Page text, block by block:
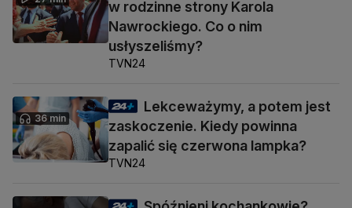
w rodzinne strony Karola
Nawrockiego. Co o nim
usłyszeliśmy?
TVN24
36 min
Lekceważymy, a potem jest
zaskoczenie. Kiedy powinna
zapalić się czerwona lampka?
TVN24